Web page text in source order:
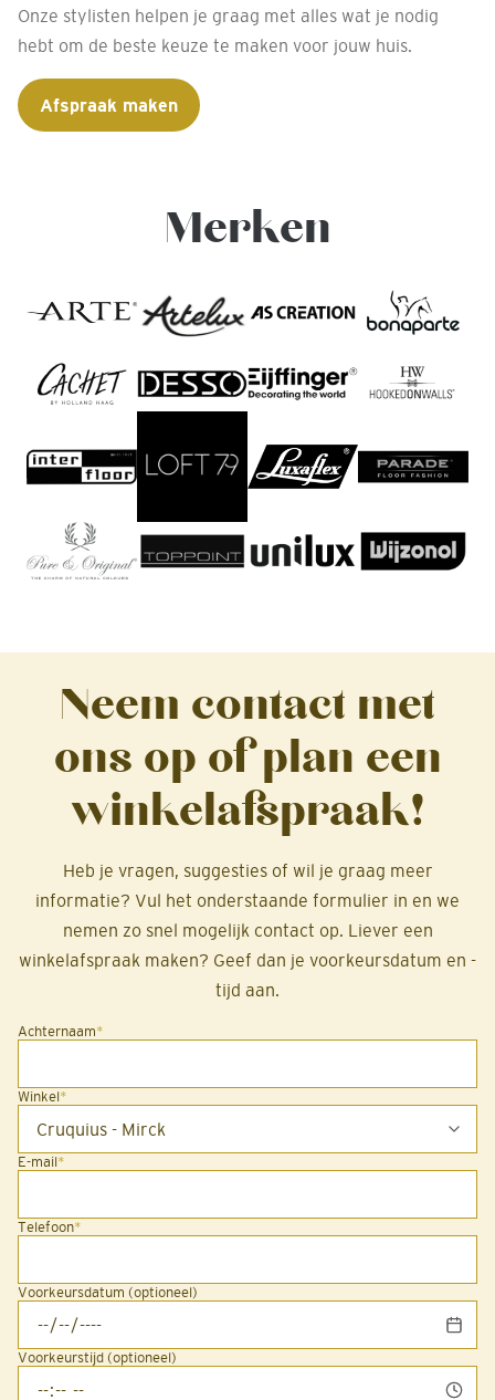
Onze stylisten helpen je graag met alles wat je nodig
hebt om de beste keuze te maken voor jouw huis.
Afspraak maken
Merken
Neem contact met
ons op of plan een
winkelafspraak!
Heb je vragen, suggesties of wil je graag meer
informatie? Vul het onderstaande formulier in en we
nemen zo snel mogelijk contact op. Liever een
winkelafspraak maken? Geef dan je voorkeursdatum en -
tijd aan.
Achternaam*
Winkel*
E-mail*
Telefoon*
Voorkeursdatum (optioneel)
Voorkeurstijd (optioneel)